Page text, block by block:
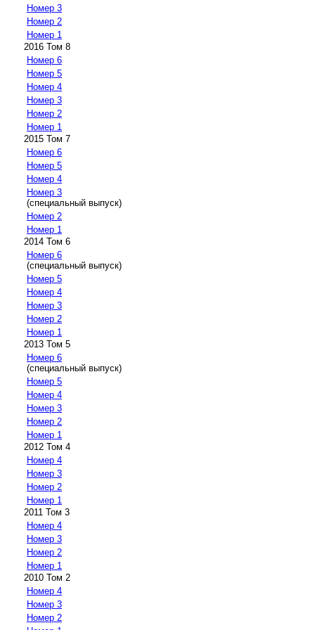
Номер 3
Номер 2
Номер 1
2016 Том 8
Номер 6
Номер 5
Номер 4
Номер 3
Номер 2
Номер 1
2015 Том 7
Номер 6
Номер 5
Номер 4
Номер 3
(специальный выпуск)
Номер 2
Номер 1
2014 Том 6
Номер 6
(специальный выпуск)
Номер 5
Номер 4
Номер 3
Номер 2
Номер 1
2013 Том 5
Номер 6
(специальный выпуск)
Номер 5
Номер 4
Номер 3
Номер 2
Номер 1
2012 Том 4
Номер 4
Номер 3
Номер 2
Номер 1
2011 Том 3
Номер 4
Номер 3
Номер 2
Номер 1
2010 Том 2
Номер 4
Номер 3
Номер 2